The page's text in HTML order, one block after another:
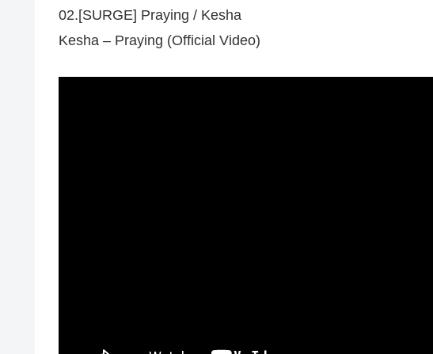
02.[SURGE] Praying / Kesha
Kesha – Praying (Official Video)